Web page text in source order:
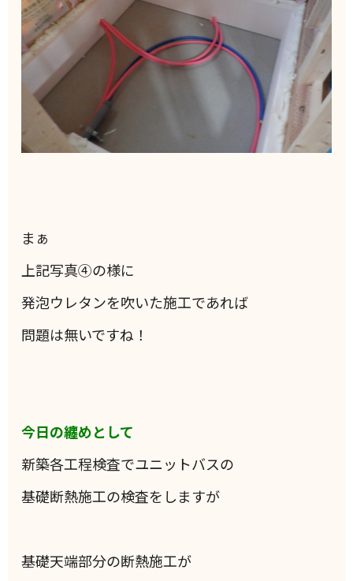
まぁ
上記写真④の様に
発泡ウレタンを吹いた施工であれば
問題は無いですね！
今日の纏めとして
新築各工程検査でユニットバスの
基礎断熱施工の検査をしますが
基礎天端部分の断熱施工が